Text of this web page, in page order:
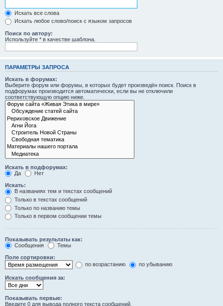
Искать все слова
Искать любое слово/поиск с языком запросов
Поиск по автору:
Используйте * в качестве шаблона.
ПАРАМЕТРЫ ЗАПРОСА
Искать в форумах:
Выберите форум или форумы, в которых будет произведён поиск. Поиск в
подфорумах производится автоматически, если вы не отключили
соответствующую опцию ниже.
Искать в подфорумах:
Да
Нет
Искать:
В названиях тем и текстах сообщений
Только в текстах сообщений
Только по названию темы
Только в первом сообщении темы
Показывать результаты как:
Сообщения
Темы
Поле сортировки:
по возрастанию
по убыванию
Искать сообщения за:
Показывать первые:
Введите 0 для вывода полного текста сообщений.